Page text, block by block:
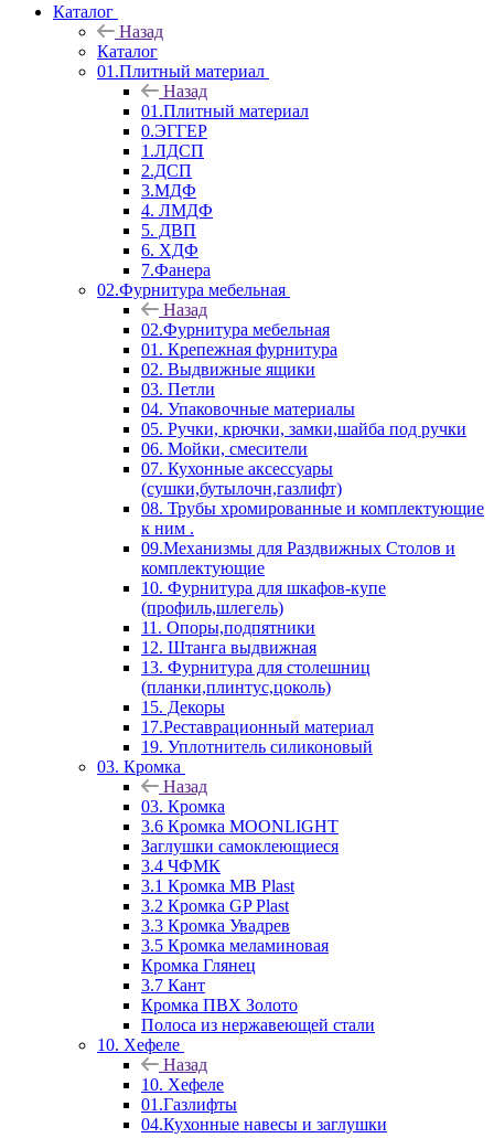
Каталог
Назад
Каталог
01.Плитный материал
Назад
01.Плитный материал
0.ЭГГЕР
1.ЛДСП
2.ДСП
3.МДФ
4. ЛМДФ
5. ДВП
6. ХДФ
7.Фанера
02.Фурнитура мебельная
Назад
02.Фурнитура мебельная
01. Крепежная фурнитура
02. Выдвижные ящики
03. Петли
04. Упаковочные материалы
05. Ручки, крючки, замки,шайба под ручки
06. Мойки, смесители
07. Кухонные аксессуары
(сушки,бутылочн,газлифт)
08. Трубы хромированные и комплектующие
к ним .
09.Механизмы для Раздвижных Столов и
комплектующие
10. Фурнитура для шкафов-купе
(профиль,шлегель)
11. Опоры,подпятники
12. Штанга выдвижная
13. Фурнитура для столешниц
(планки,плинтус,цоколь)
15. Декоры
17.Реставрационный материал
19. Уплотнитель силиконовый
03. Кромка
Назад
03. Кромка
3.6 Кромка MOONLIGHT
Заглушки самоклеющиеся
3.4 ЧФМК
3.1 Кромка MB Plast
3.2 Кромка GP Plast
3.3 Кромка Увадрев
3.5 Кромка меламиновая
Кромка Глянец
3.7 Кант
Кромка ПВХ Золото
Полоса из нержавеющей стали
10. Хефеле
Назад
10. Хефеле
01.Газлифты
04.Кухонные навесы и заглушки